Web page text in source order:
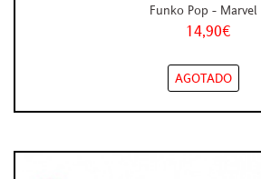
Funko Pop - Marvel
14,90€
AGOTADO